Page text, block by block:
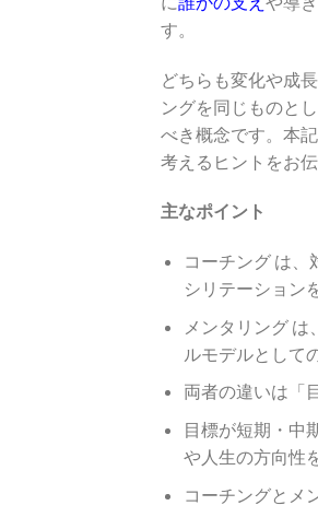
す。
どちらも変化や成
ングを同じものと
べき概念です。本
考えるヒントをお伝
主なポイント
コーチング は
シリテーション
メンタリング
ルモデルとして
両者の違いは「
目標が短期・中
や人生の方向性
コーチングとメ